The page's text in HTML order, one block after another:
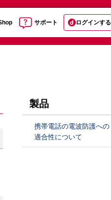
サポート ログインする
製品
携帯電話の電波防護への
適合性について